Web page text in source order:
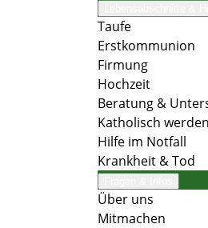
Taufe
Erstkommunion
Firmung
Hochzeit
Beratung &
Katholisch werden
Hilfe im Notfall
Krankheit & Tod
Über uns
Mitmachen